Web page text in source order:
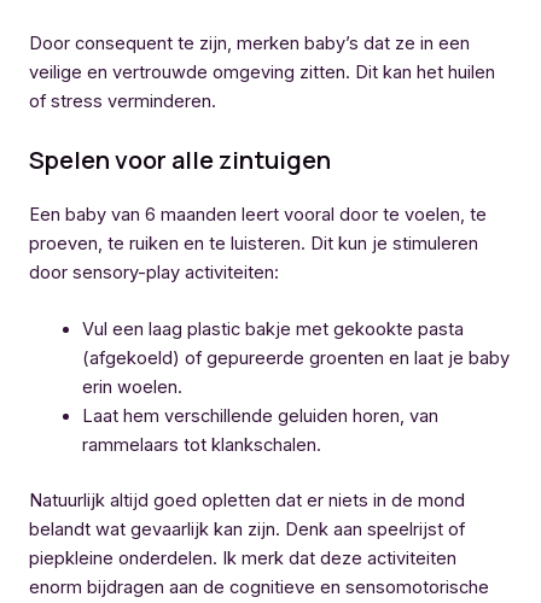
Door consequent te zijn, merken baby’s dat ze in een
veilige en vertrouwde omgeving zitten. Dit kan het huilen
of stress verminderen.
Spelen voor alle zintuigen
Een baby van 6 maanden leert vooral door te voelen, te
proeven, te ruiken en te luisteren. Dit kun je stimuleren
door sensory-play activiteiten:
Vul een laag plastic bakje met gekookte pasta
(afgekoeld) of gepureerde groenten en laat je baby
erin woelen.
Laat hem verschillende geluiden horen, van
rammelaars tot klankschalen.
Natuurlijk altijd goed opletten dat er niets in de mond
belandt wat gevaarlijk kan zijn. Denk aan speelrijst of
piepkleine onderdelen. Ik merk dat deze activiteiten
enorm bijdragen aan de cognitieve en sensomotorische